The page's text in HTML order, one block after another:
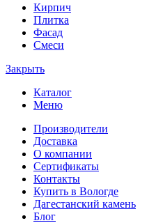
Кирпич
Плитка
Фасад
Смеси
Закрыть
Каталог
Меню
Производители
Доставка
О компании
Сертификаты
Контакты
Купить в Вологде
Дагестанский камень
Блог